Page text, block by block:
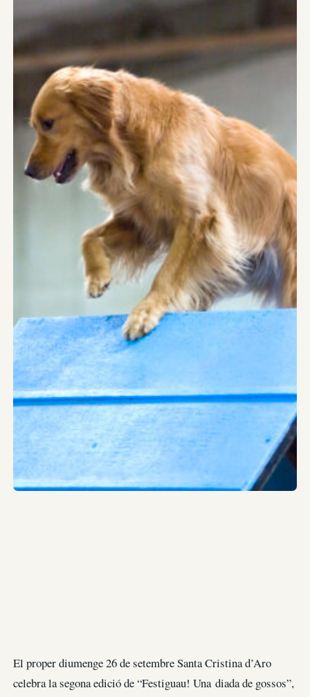
El proper diumenge 26 de setembre Santa Cristina d’Aro
celebra la segona edició de “Festiguau! Una diada de gossos”,